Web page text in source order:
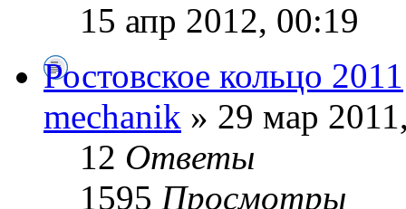
15 апр 2012, 00:19
Ростовское кольцо 2011
mechanik » 29 мар
12 Ответы
1595 Просмотры